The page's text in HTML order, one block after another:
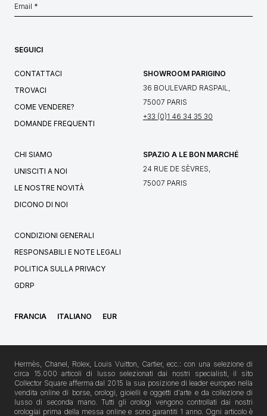
SEGUICI
CONTATTACI
TROVACI
COME VENDERE?
DOMANDE FREQUENTI
SHOWROOM PARIGINO
36 BOULEVARD RASPAIL,
75007 PARIS
+33 (0)1 46 34 35 30
CHI SIAMO
UNISCITI A NOI
LE NOSTRE NOVITÀ
DICONO DI NOI
SPAZIO A LE BON MARCHÉ
24 RUE DE SÈVRES,
75007 PARIS
CONDIZIONI GENERALI
RESPONSABILI E NOTE LEGALI
POLITICA SULLA PRIVACY
GDRP
FRANCIA ITALIANO EUR
Hermès, Chanel, Rolex, Louis Vuitton, Cartier, ecc.: con una selezione di
circa 15.000 articoli di lusso selezionati dai nostri specialisti, il sito
Collector Square afferma dal 2015 la sua posizione di leader europeo nella
vendita online di borse, orologi, gioielli e oggetti d'arte e da collezione di
lusso di seconda mano. Tutti gli orologi vengono controllati dai nostri
orologiai prima della messa online e sono garantiti 1 anno. Ogni articolo è